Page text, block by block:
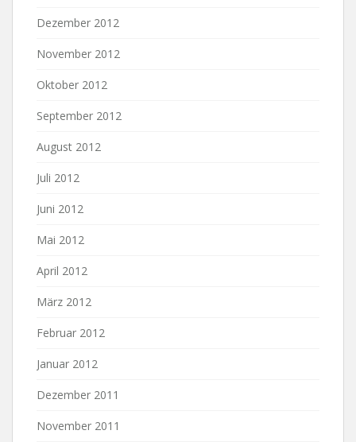
Dezember 2012
November 2012
Oktober 2012
September 2012
August 2012
Juli 2012
Juni 2012
Mai 2012
April 2012
März 2012
Februar 2012
Januar 2012
Dezember 2011
November 2011